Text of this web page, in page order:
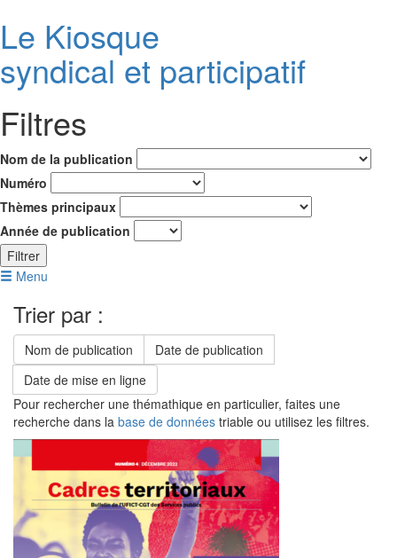
Le Kiosque
syndical et participatif
Filtres
Nom de la publication
Numéro
Thèmes principaux
Année de publication
Filtrer
Menu
Trier par :
Nom de publication
Date de publication
Date de mise en ligne
Pour rechercher une thémathique en particulier, faites une
recherche dans la base de données triable ou utilisez les filtres.